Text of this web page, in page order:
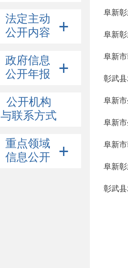
法定主动
公开内容
政府信息
公开年报
公开机构
与联系方式
重点领域
信息公开
阜新
阜新
阜新
彰武
阜新
阜新
阜新
阜新
彰武